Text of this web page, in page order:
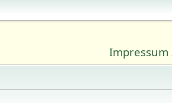
Impressum